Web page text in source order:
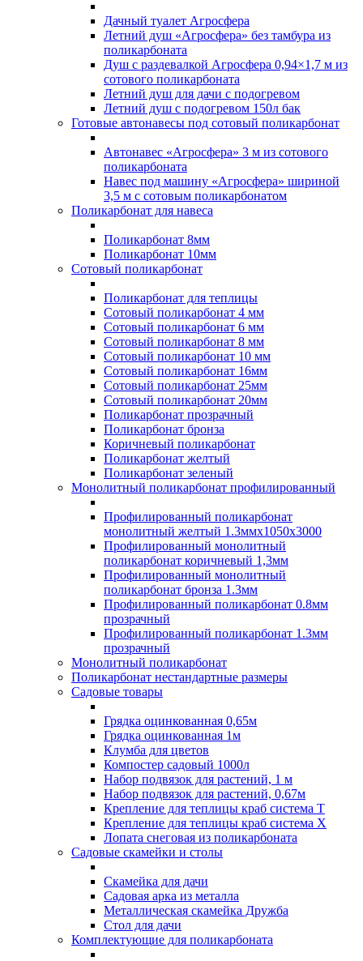
Дачный туалет Агросфера
Летний душ «Агросфера» без тамбура из
поликарбоната
Душ с раздевалкой Агросфера 0,94×1,7 м из
сотового поликарбоната
Летний душ для дачи с подогревом
Летний душ с подогревом 150л бак
Готовые автонавесы под сотовый поликарбонат
Автонавес «Агросфера» 3 м из сотового
поликарбоната
Навес под машину «Агросфера» шириной
3,5 м с сотовым поликарбонатом
Поликарбонат для навеса
Поликарбонат 8мм
Поликарбонат 10мм
Сотовый поликарбонат
Поликарбонат для теплицы
Сотовый поликарбонат 4 мм
Сотовый поликарбонат 6 мм
Сотовый поликарбонат 8 мм
Сотовый поликарбонат 10 мм
Сотовый поликарбонат 16мм
Сотовый поликарбонат 25мм
Сотовый поликарбонат 20мм
Поликарбонат прозрачный
Поликарбонат бронза
Коричневый поликарбонат
Поликарбонат желтый
Поликарбонат зеленый
Монолитный поликарбонат профилированный
Профилированный поликарбонат
монолитный желтый 1.3ммх1050х3000
Профилированный монолитный
поликарбонат коричневый 1,3мм
Профилированный монолитный
поликарбонат бронза 1.3мм
Профилированный поликарбонат 0.8мм
прозрачный
Профилированный поликарбонат 1.3мм
прозрачный
Монолитный поликарбонат
Поликарбонат нестандартные размеры
Садовые товары
Грядка оцинкованная 0,65м
Грядка оцинкованная 1м
Клумба для цветов
Компостер садовый 1000л
Набор подвязок для растений, 1 м
Набор подвязок для растений, 0,67м
Крепление для теплицы краб система Т
Крепление для теплицы краб система Х
Лопата снеговая из поликарбоната
Садовые скамейки и столы
Скамейка для дачи
Садовая арка из металла
Металлическая скамейка Дружба
Стол для дачи
Комплектующие для поликарбоната